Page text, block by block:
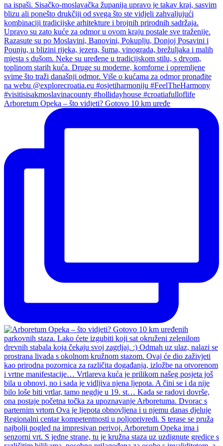
Arboretum Opeka – što vidjeti? Gotovo 10 km uređe